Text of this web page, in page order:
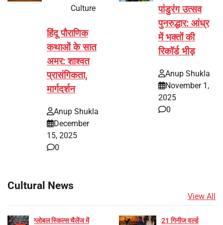
Culture
हिंदू पौराणिक
कथाओं के सात
अमर: शाश्वत
प्रासंगिकता,
मार्गदर्शन
Anup Shukla
December
15, 2025
0
पांडुरंग उत्सव
पुनरुद्धार: आंध्र
में भक्तों की
रिकॉर्ड भीड़
Anup Shukla
November 1,
2025
0
Cultural News
View All
ग्लोबल स्किल्स चैलेंज में
21 गिनीज वर्ल्ड